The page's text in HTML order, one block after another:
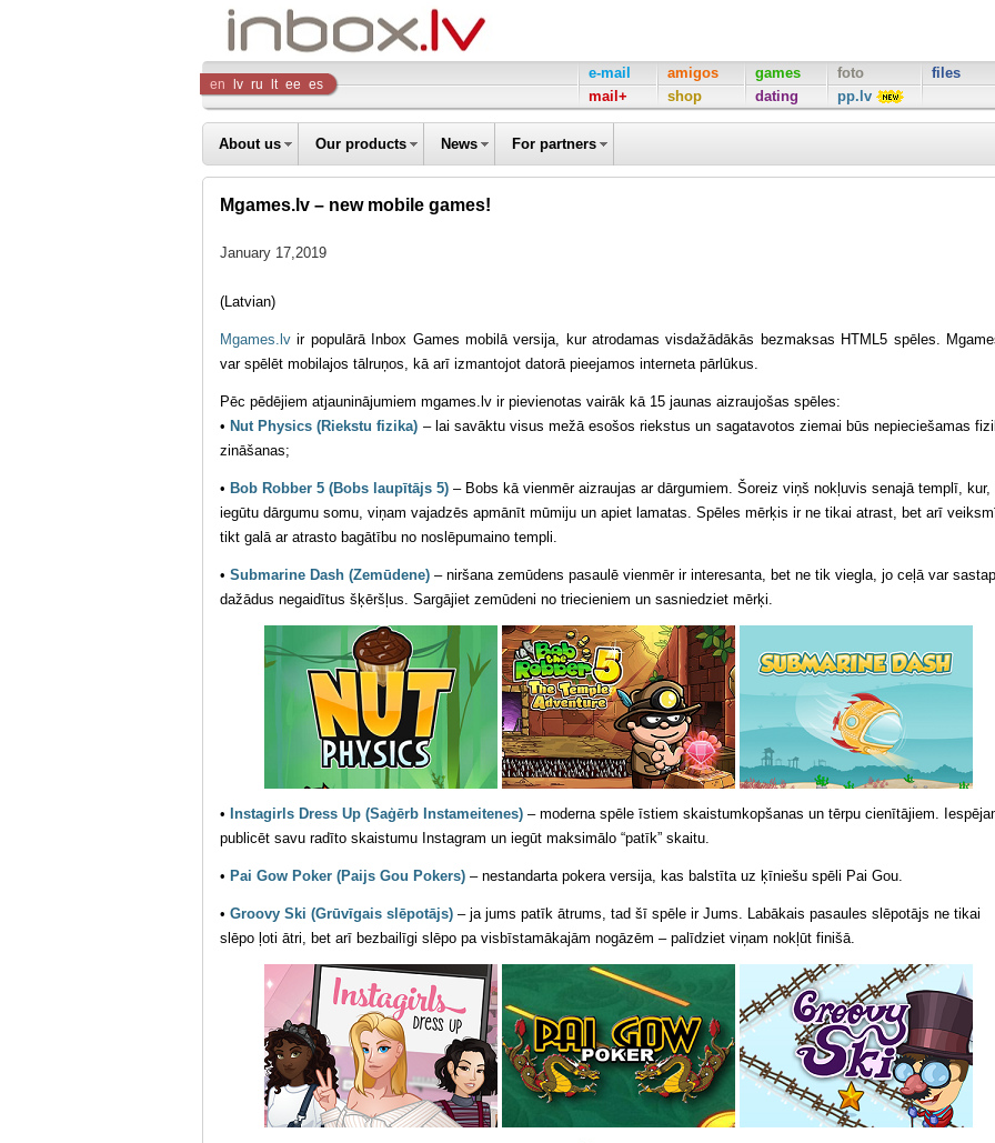
Inbox
Company
en lv ru lt ee es
e-mail
mail+
amigos
shop
games
dating
foto
pp.lv
files
About us Our products News For partners
Mgames.lv – new mobile games!
January 17,2019
(Latvian)
Mgames.lv ir populārā Inbox Games mobilā versija, kur atrodamas visdažādākās bezmaksas HTML5 spēles.
var spēlēt mobilajos tālruņos, kā arī izmantojot datorā pieejamos interneta pārlūkus.
Pēc pēdējiem atjauninājumiem mgames.lv ir pievienotas vairāk kā 15 jaunas aizraujošas spēles:
• Nut Physics (Riekstu fizika) – lai savāktu visus mežā esošos riekstus un sagatavotos ziemai būs nepieciešamas
zināšanas;
• Bob Robber 5 (Bobs laupītājs 5) – Bobs kā vienmēr aizraujas ar dārgumiem. Šoreiz viņš nokļuvis senajā templī, kur,
iegūtu dārgumu somu, viņam vajadzēs apmānīt mūmiju un apiet lamatas. Spēles mērķis ir ne tikai atrast, bet arī
tikt galā ar atrasto bagātību no noslēpumaino templi.
• Submarine Dash (Zemūdene) – niršana zemūdens pasaulē vienmēr ir interesanta, bet ne tik viegla, jo ceļā var
dažādus negaidītus šķēršļus. Sargājiet zemūdeni no triecieniem un sasniedziet mērķi.
• Instagirls Dress Up (Saģērb Instameitenes) – moderna spēle īstiem skaistumkopšanas un tērpu cienītājiem.
publicēt savu radīto skaistumu Instagram un iegūt maksimālo “patīk” skaitu.
• Pai Gow Poker (Paijs Gou Pokers) – nestandarta pokera versija, kas balstīta uz ķīniešu spēli Pai Gou.
• Groovy Ski (Grūvīgais slēpotājs) – ja jums patīk ātrums, tad šī spēle ir Jums. Labākais pasaules slēpotājs ne tikai
slēpo ļoti ātri, bet arī bezbailīgi slēpo pa visbīstamākajām nogāzēm – palīdziet viņam nokļūt finišā.